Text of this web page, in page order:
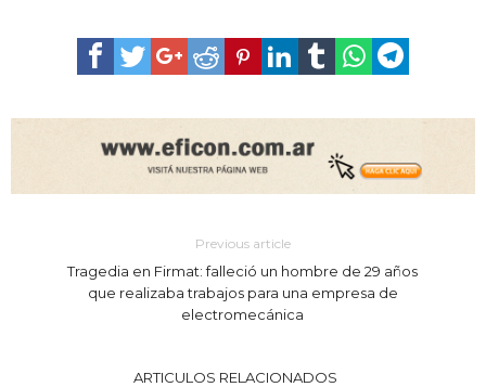
Previous article
Tragedia en Firmat: falleció un hombre de 29 años
que realizaba trabajos para una empresa de
electromecánica
ARTICULOS RELACIONADOS